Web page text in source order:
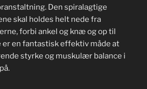
Den spiralagtige
skal holdes helt nede fra
forbi ankel og knæ og op til
en fantastisk effektiv måde at
styrke og muskulær balance i